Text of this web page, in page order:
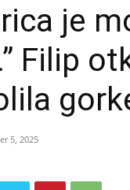
je
Filip
5, 2025